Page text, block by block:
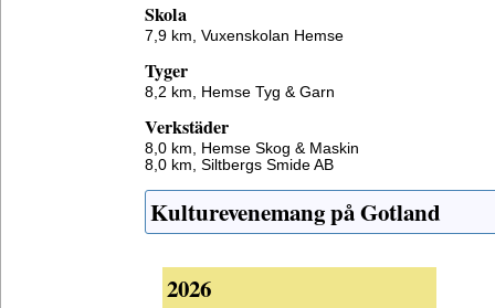
Skola
7,9 km, Vuxenskolan Hemse
Tyger
8,2 km, Hemse Tyg & Garn
Verkstäder
8,0 km, Hemse Skog & Maskin
8,0 km, Siltbergs Smide AB
Kulturevenemang på Gotland
2026